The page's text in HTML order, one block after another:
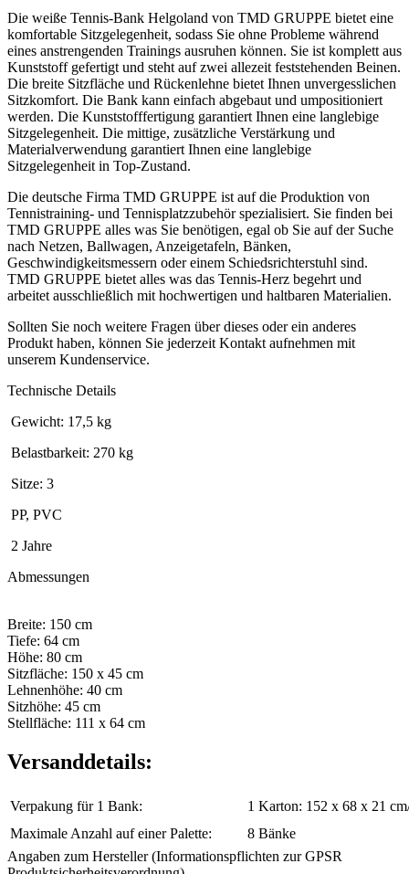
Die weiße Tennis-Bank Helgoland von TMD GRUPPE bietet eine
komfortable Sitzgelegenheit, sodass Sie ohne Probleme während
eines anstrengenden Trainings ausruhen können. Sie ist komplett aus
Kunststoff gefertigt und steht auf zwei allezeit feststehenden Beinen.
Die breite Sitzfläche und Rückenlehne bietet Ihnen unvergesslichen
Sitzkomfort. Die Bank kann einfach abgebaut und umpositioniert
werden. Die Kunststofffertigung garantiert Ihnen eine langlebige
Sitzgelegenheit. Die mittige, zusätzliche Verstärkung und
Materialverwendung garantiert Ihnen eine langlebige
Sitzgelegenheit in Top-Zustand.
Die deutsche Firma TMD GRUPPE ist auf die Produktion von
Tennistraining- und Tennisplatzzubehör spezialisiert. Sie finden bei
TMD GRUPPE alles was Sie benötigen, egal ob Sie auf der Suche
nach Netzen, Ballwagen, Anzeigetafeln, Bänken,
Geschwindigkeitsmessern oder einem Schiedsrichterstuhl sind.
TMD GRUPPE bietet alles was das Tennis-Herz begehrt und
arbeitet ausschließlich mit hochwertigen und haltbaren Materialien.
Sollten Sie noch weitere Fragen über dieses oder ein anderes
Produkt haben, können Sie jederzeit Kontakt aufnehmen mit
unserem Kundenservice.
Technische Details
Gewicht: 17,5 kg
Belastbarkeit: 270 kg
Sitze: 3
PP, PVC
2 Jahre
Abmessungen
Breite: 150 cm
Tiefe: 64 cm
Höhe: 80 cm
Sitzfläche: 150 x 45 cm
Lehnenhöhe: 40 cm
Sitzhöhe: 45 cm
Stellfläche: 111 x 64 cm
Versanddetails:
Verpakung für 1 Bank:
1 Karton: 152 x 68 x 21
Maximale Anzahl auf einer Palette:
8 Bänke
Angaben zum Hersteller (Informationspflichten zur GPSR